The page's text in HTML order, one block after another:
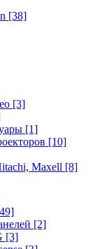
[38]
[3]
[1]
[10]
Maxell [8]
[2]
[3]